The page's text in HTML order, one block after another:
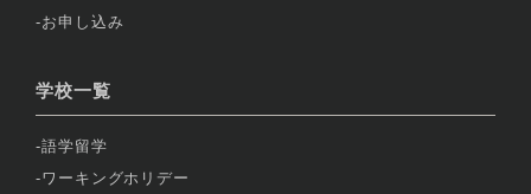
お申し込み
学校一覧
語学留学
ワーキングホリデー